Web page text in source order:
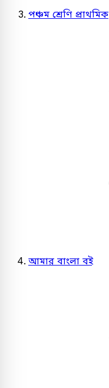
পঞ্চম শ্রেণি প্রাথমিক
আমার বাংলা বই